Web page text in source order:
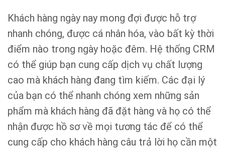
Khách hàng ngày nay mong đợi được hỗ trợ
nhanh chóng, được cá nhân hóa, vào bất kỳ thời
điểm nào trong ngày hoặc đêm. Hệ thống CRM
có thể giúp bạn cung cấp dịch vụ chất lượng
cao mà khách hàng đang tìm kiếm. Các đại lý
của bạn có thể nhanh chóng xem những sản
phẩm mà khách hàng đã đặt hàng và họ có thể
nhận được hồ sơ về mọi tương tác để có thể
cung cấp cho khách hàng câu trả lời họ cần một